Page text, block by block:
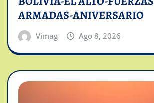
ARMADAS-ANIVERSARIO
Vimag Ago 8, 2026